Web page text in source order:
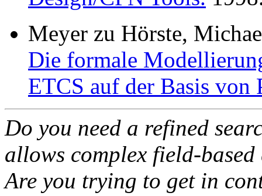
Meyer zu Hörste,
Die formale
ETCS auf der Basis von
Do you need a refined
allows complex field-based
Are you trying to get in